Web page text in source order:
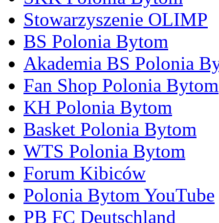
Stowarzyszenie OLIMP
BS Polonia Bytom
Akademia BS Polonia
Fan Shop Polonia Bytom
KH Polonia Bytom
Basket Polonia Bytom
WTS Polonia Bytom
Forum Kibiców
Polonia Bytom YouTube
PB FC Deutschland